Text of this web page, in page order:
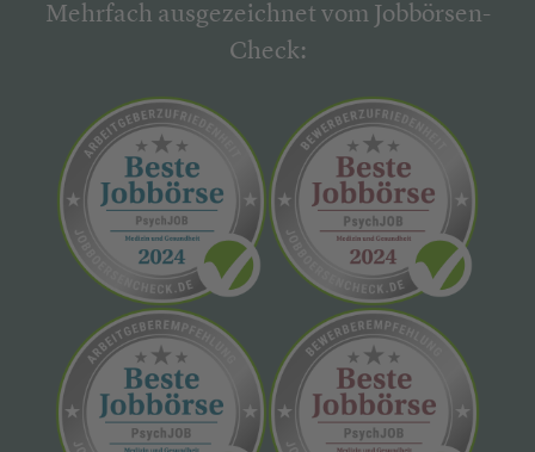
Mehrfach ausgezeichnet vom Jobbörsen-
Check: